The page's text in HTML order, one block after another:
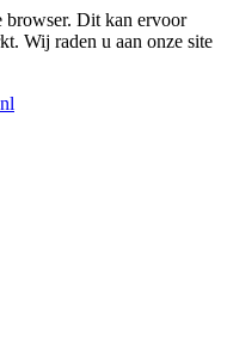
browser. Dit kan ervoor
Wij raden u aan onze site